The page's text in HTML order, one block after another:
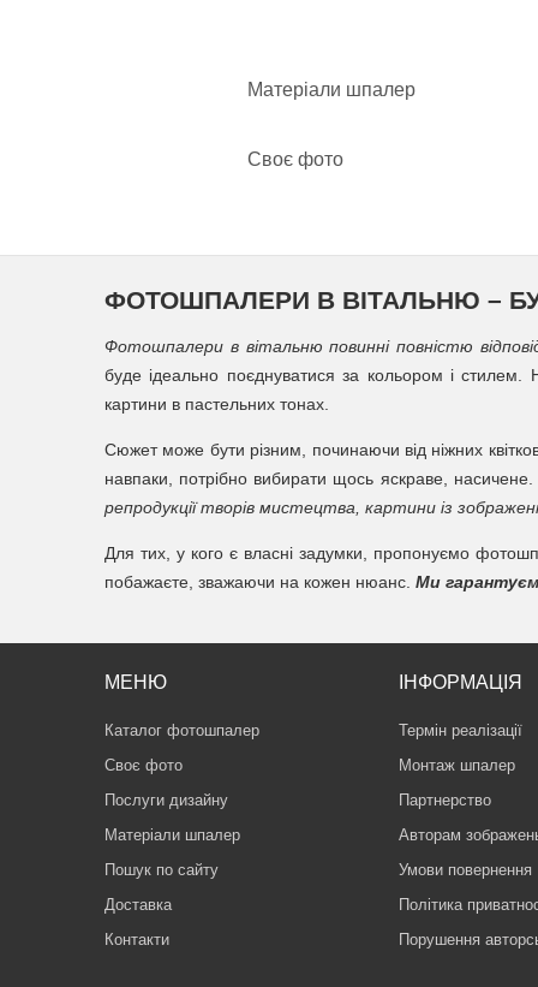
Матеріали шпалер
Своє фото
ФОТОШПАЛЕРИ В ВІТАЛЬНЮ –
Фотошпалери в вітальню повинні повністю
буде ідеально поєднуватися за кольором і
картини в пастельних тонах.
Сюжет може бути різним, починаючи від ніжних
навпаки, потрібно вибирати щось яскраве,
репродукції творів мистецтва, картини із
Для тих, у кого є власні задумки, пропонуємо
побажаєте, зважаючи на кожен нюанс. Ми
МЕНЮ
Каталог фотошпалер
Своє фото
Послуги дизайну
Матеріали шпалер
Пошук по сайту
Доставка
Контакти
ІНФОРМАЦІЯ
Термін реалізації
Монтаж шпалер
Партнерство
Авторам
Умови повернення
Політика
Порушення